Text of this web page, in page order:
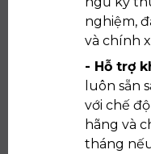
nghiệm,
và chính
- Hỗ trợ
luôn sẵn
với chế
hãng và
tháng